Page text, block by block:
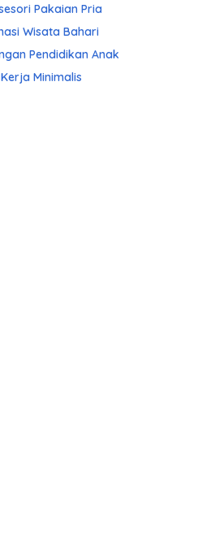
Pakaian Pria
Wisata Bahari
Pendidikan Anak
Minimalis